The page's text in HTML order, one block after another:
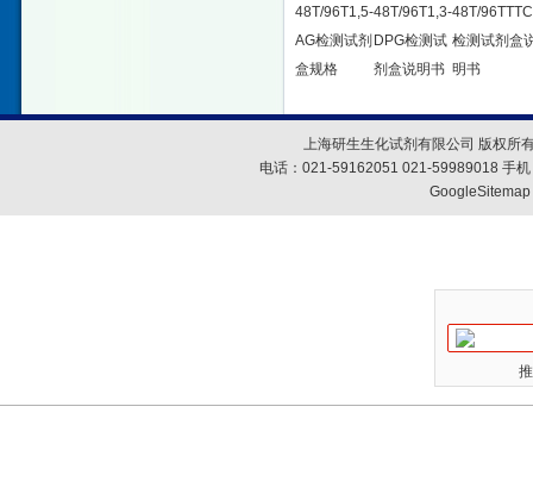
48T/96T1,5-
AG检测试剂
盒规格
48T/96T1,3-
DPG检测试
剂盒说明书
48T/
检测试剂盒
明书
上海研生生化试剂有限公司 版权所
电话：021-59162051 021-59989018 手
GoogleSitemap